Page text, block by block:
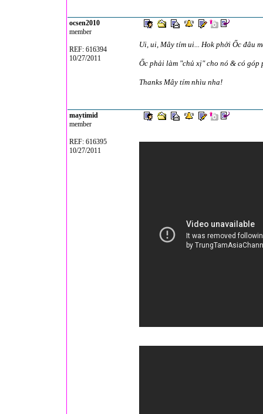
ocsen2010
member
REF: 616394
10/27/2011
Ui, ui, Mây tím ui... Hok phởi Ốc đâu
Ốc phải làm "chủ xị" cho nó & có góp
Thanks Mây tím nhìu nha!
maytimid
member
REF: 616395
10/27/2011